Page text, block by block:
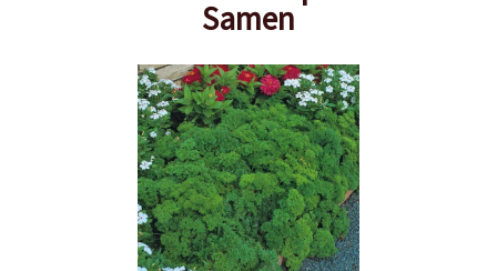
Samen